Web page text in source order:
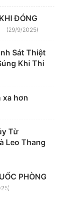
ĐÓNG
(29/9/2025)
Sát Thiệt
Khi Thi
xa hơn
Từ
Leo Thang
PHÒNG